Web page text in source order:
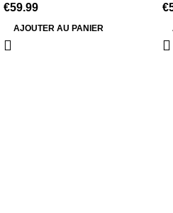
€59.99
AJOUTER AU PANIER
€